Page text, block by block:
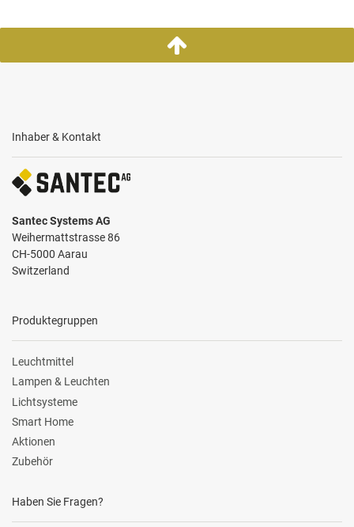
Inhaber & Kontakt
Santec Systems AG
Weihermattstrasse 86
CH-5000 Aarau
Switzerland
Produktegruppen
Leuchtmittel
Lampen & Leuchten
Lichtsysteme
Smart Home
Aktionen
Zubehör
Haben Sie Fragen?